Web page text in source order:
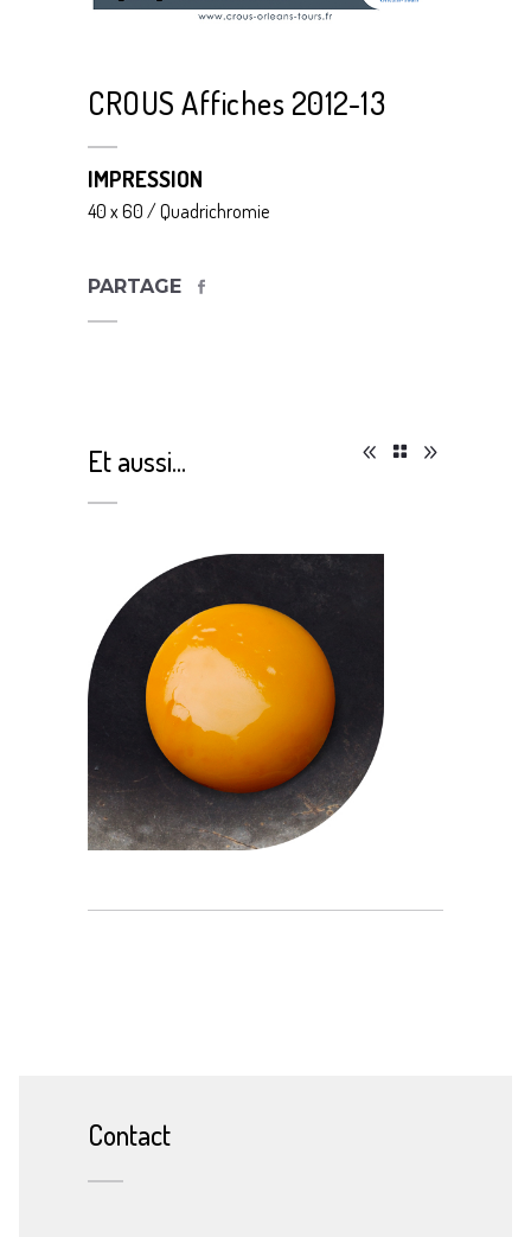
CROUS Affiches 2012-13
IMPRESSION
40 x 60 / Quadrichromie
PARTAGE
Et aussi...
CROUS Affiches 2015-16
Crous GRAPHISME
Contact